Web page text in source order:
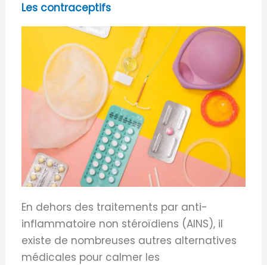
Les contraceptifs
En dehors des traitements par anti-
inflammatoire non stéroïdiens (AINS), il
existe de nombreuses autres alternatives
médicales pour calmer les